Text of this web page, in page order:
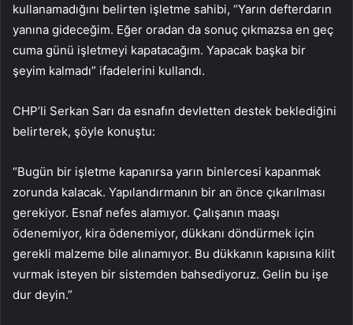
kullanamadığını belirten işletme sahibi, “Yarın defterdarın
yanına gideceğim. Eğer oradan da sonuç çıkmazsa en geç
cuma günü işletmeyi kapatacağım. Yapacak başka bir
şeyim kalmadı” ifadelerini kullandı.
CHP’li Serkan Sarı da esnafın devletten destek beklediğini
belirterek, şöyle konuştu:
“Bugün bir işletme kapanırsa yarın binlercesi kapanmak
zorunda kalacak. Yapılandırmanın bir an önce çıkarılması
gerekiyor. Esnaf nefes alamıyor. Çalışanın maaşı
ödenemiyor, kira ödenemiyor, dükkanı döndürmek için
gerekli malzeme bile alınamıyor. Bu dükkanın kapısına kilit
vurmak isteyen bir sistemden bahsediyoruz. Gelin bu işe
dur deyin.”